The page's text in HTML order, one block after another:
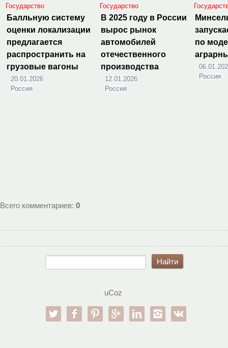
Государство
Балльную систему
оценки локализации
предлагается
распространить на
грузовые вагоны
20.01.2026
Россия
Государство
В 2025 году в России
вырос рынок
автомобилей
отечественного
производства
12.01.2026
Россия
по
Россия
Всего комментариев: 0
uCoz
twitter facebookpinterestgoogle-pllinkedin instagram